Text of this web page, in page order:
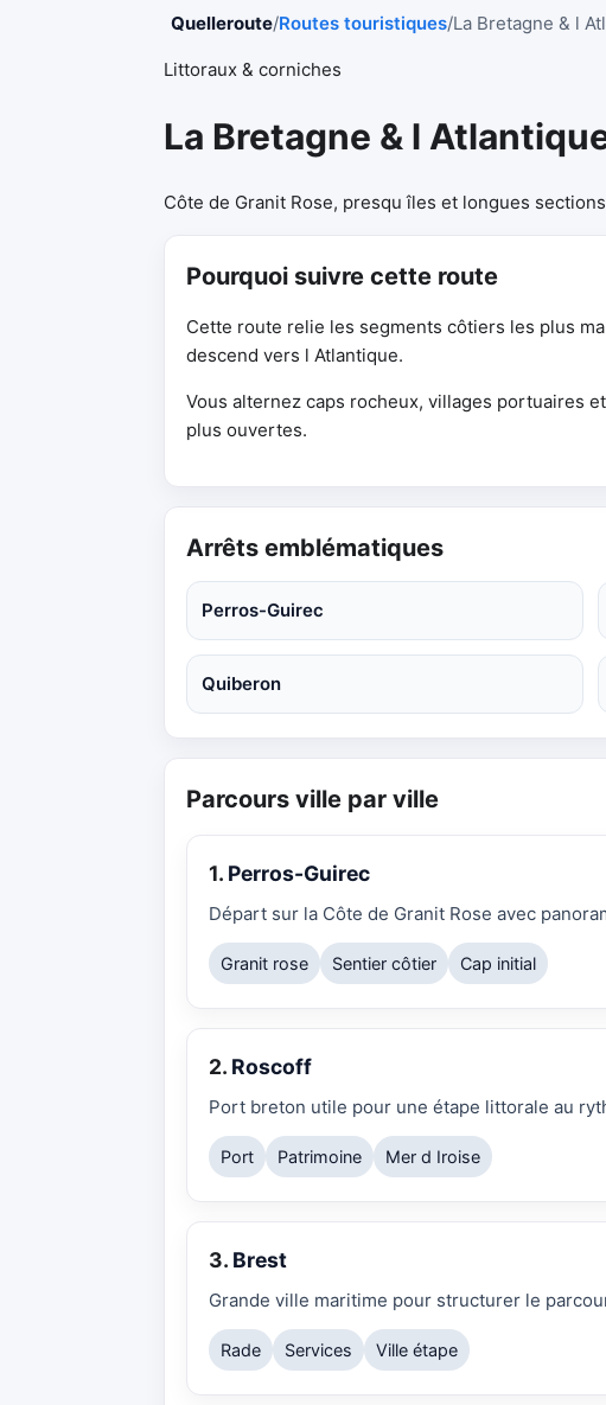
Quelleroute/Routes touristiques/La Bretagne & l
Littoraux & corniches
La Bretagne & l
Côte de Granit Rose, presqu îles et longues
Pourquoi suivre cette route
Cette route relie les segments côtiers les plus
descend vers l Atlantique.
Vous alternez caps rocheux, villages portuaires
plus ouvertes.
Arrêts emblématiques
Perros-Guirec
Quiberon
Parcours ville par ville
1. Perros-Guirec
Départ sur la Côte de Granit Rose avec
Granit rose Sentier côtier Cap initial
2. Roscoff
Port breton utile pour une étape littorale au
Port Patrimoine Mer d Iroise
3. Brest
Grande ville maritime pour structurer le
Rade Services Ville étape